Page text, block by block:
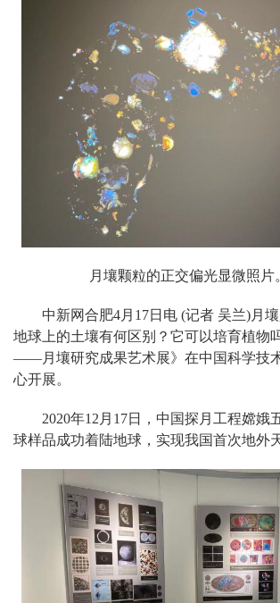
月壤颗粒的正交偏光显微照片
中新网合肥4月17日电 (记者 吴兰)月
地球上的土壤有何区别？它可以培育植物
——月壤研究成果艺术展》在中国科学技
心开展。
2020年12月17日，中国探月工程嫦娥
球样品成功着陆地球，实现我国首次地外